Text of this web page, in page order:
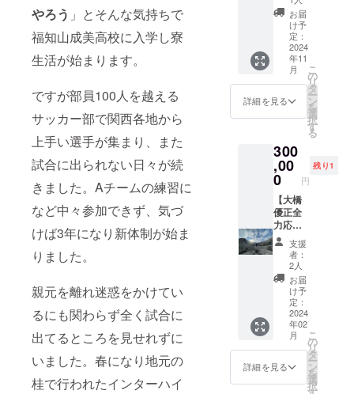
やろう 」とそんな気持ちで
福知山成美高校に入学し寮
生活が始まります。
ですが部員100人を越える
サッカー部で関西各地から
上手い選手が集まり、また
試合に出られない日々が続
きました。Aチームの練習に
など中々参加できず、気づ
けば3年になり新体制が始ま
りました。
親元を離れ迷惑をかけてい
るにも関わらず全く試合に
出てるところを見せれずに
いました。春になり地元の
桂で行われたインターハイ
宜しく
お願い
しま
す！
思いを
ビデオ
メッ
セージ
を送ら
せて頂
きま
す。 宜
しくお
願いし
セージ
で送ら
せて頂
きま
す。
◎2024
年帰国
時、直
接お会
いし感
気持ち
をお伝
えし、
サイン
をお渡
しさせ
て頂き
ます。
今後の
展望や
意見交
換もお
話しさ
せても
らえた
らとお
もいま
す。 ◎
プラク
ティス
passion
を持
ち、共
に戦い
応援し
てもら
える
方。 ◎
サイン
入りユ
ムを帰
国時に
直接プ
レゼン
トさせ
て頂き
ます！
※サイズ
はＭ、
Ｌでお
願いし
ます。
◎感謝
の気持
ちを動
画で送
らせて
頂きま
す！ ◎
日常の
お届
け予
定：
2024
年11
月
詳細を見る
こ
の
リ
タ
ー
ン
を
選
択
す
る
300
,00
0 円
残り1
【大橋
優正全
力応援
コー
ス】 ◎
ご要望
をお伝
えして
いただ
き、 僕
で力に
なれる
ことが
あれば
何でも
協力さ
支援
者：
2人
お届
け予
定：
2024
年02
月
詳細を見る
こ
の
リ
タ
ー
ン
を
選
択